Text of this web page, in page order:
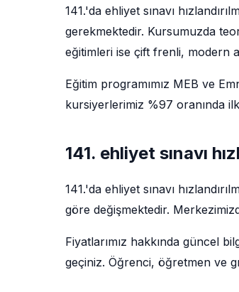
141.'da ehliyet sınavı
gerekmektedir. Kursumuzda
eğitimleri ise çift frenli, modern
Eğitim programımız MEB ve
kursiyerlerimiz %97 oranında
141. ehliyet sınavı
141.'da ehliyet sınavı
göre değişmektedir.
Fiyatlarımız hakkında güncel
geçiniz. Öğrenci, öğretmen ve